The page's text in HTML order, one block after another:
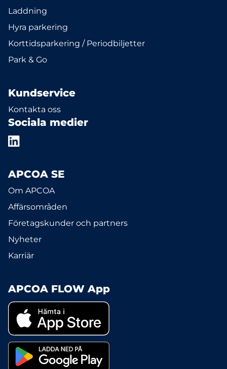
Laddning
Hyra parkering
Korttidsparkering / Periodbiljetter
Park & Go
Kundservice
Kontakta oss
Sociala medier
APCOA SE
Om APCOA
Affärsområden
Företagskunder och partners
Nyheter
Karriär
APCOA FLOW App